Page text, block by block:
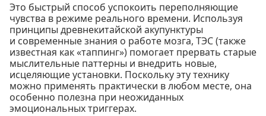
Это быстрый способ успокоить переполняющие
чувства в режиме реального времени. Используя
принципы древнекитайской акупунктуры
и современные знания о работе мозга, ТЭС (также
известная как «таппинг») помогает прервать старые
мыслительные паттерны и внедрить новые,
исцеляющие установки. Поскольку эту технику
можно применять практически в любом месте, она
особенно полезна при неожиданных
эмоциональных триггерах.